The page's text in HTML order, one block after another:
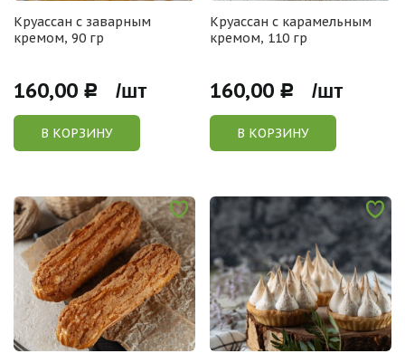
Круассан с заварным
кремом, 90 гр
160,00 Р /шт
В КОРЗИНУ
Круассан с карамельным
кремом, 110 гр
160,00 Р /шт
В КОРЗИНУ